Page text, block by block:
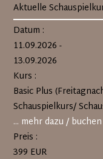
Aktuelle
Datum :
11.09.2026 -
13.09.2026
Kurs :
Basic Plus
Schauspielkurs/
... mehr dazu / buchen
Preis :
399 EUR